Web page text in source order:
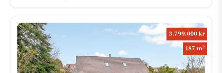
3.799.000 kr
187 m2